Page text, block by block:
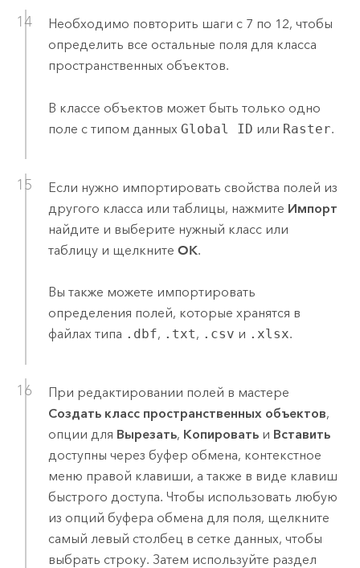
Необходимо повторить шаги с 7 по 12, чтобы
определить все остальные поля для класса
пространственных объектов.
В классе объектов может быть только одно
поле с типом данных Global ID или Raster.
Если нужно импортировать свойства полей из
другого класса или таблицы, нажмите Импорт
найдите и выберите нужный класс или
таблицу и щелкните OK.
Вы также можете импортировать
определения полей, которые хранятся в
файлах типа .dbf, .txt, .csv и .xlsx.
При редактировании полей в мастере
Создать класс пространственных объектов,
опции для Вырезать, Копироватьи Вставить
доступны через буфер обмена, контекстное
меню правой клавиши, а также в виде клавиш
быстрого доступа. Чтобы использовать любую
из опций буфера обмена для поля, щелкните
самый левый столбец в сетке данных, чтобы
выбрать строку. Затем используйте раздел